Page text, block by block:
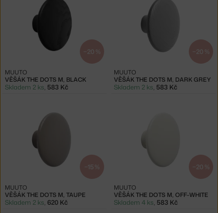
−20 %
VĚŠÁK THE DOTS M, BLACK
MUUTO
Skladem 2 ks 583 Kč
−20 %
VĚŠÁK THE DOTS M, DARK GREY
MUUTO
Skladem 2 ks 583 Kč
−15 %
VĚŠÁK THE DOTS M, TAUPE
MUUTO
Skladem 2 ks 620 Kč
−20 %
VĚŠÁK THE DOTS M, OFF-WHITE
MUUTO
Skladem 4 ks 583 Kč